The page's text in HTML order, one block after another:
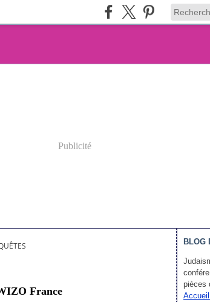
Publicité
France
BLOG
pièces